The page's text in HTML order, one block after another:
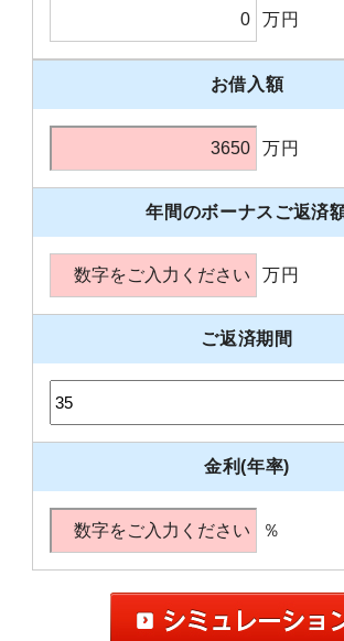
万円
お借入額
万円
年間のボーナスご返済
万円
ご返済期間
金利(年率)
％